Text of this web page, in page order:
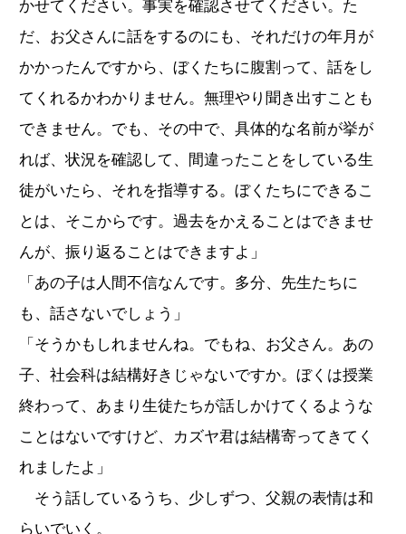
かせてください。事実を確認させてください。た
だ、お父さんに話をするのにも、それだけの年月が
かかったんですから、ぼくたちに腹割って、話をし
てくれるかわかりません。無理やり聞き出すことも
できません。でも、その中で、具体的な名前が挙が
れば、状況を確認して、間違ったことをしている生
徒がいたら、それを指導する。ぼくたちにできるこ
とは、そこからです。過去をかえることはできませ
んが、振り返ることはできますよ」
「あの子は人間不信なんです。多分、先生たちに
も、話さないでしょう」
「そうかもしれませんね。でもね、お父さん。あの
子、社会科は結構好きじゃないですか。ぼくは授業
終わって、あまり生徒たちが話しかけてくるような
ことはないですけど、カズヤ君は結構寄ってきてく
れましたよ」
そう話しているうち、少しずつ、父親の表情は和
らいでいく。